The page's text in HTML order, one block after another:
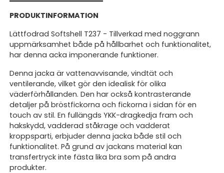
PRODUKTINFORMATION
Lättfodrad Softshell T237 - Tillverkad med noggrann
uppmärksamhet både på hållbarhet och funktionalitet,
har denna acka imponerande funktioner.
Denna jacka är vattenavvisande, vindtät och
ventilerande, vilket gör den idealisk för olika
väderförhållanden. Den har också kontrasterande
detaljer på bröstfickorna och fickorna i sidan för en
touch av stil. En fullängds YKK-dragkedja fram och
hakskydd, vadderad ståkrage och vadderat
kroppsparti, erbjuder denna jacka både stil och
funktionalitet. På grund av jackans material kan
transfertryck inte fästa lika bra som på andra
produkter.